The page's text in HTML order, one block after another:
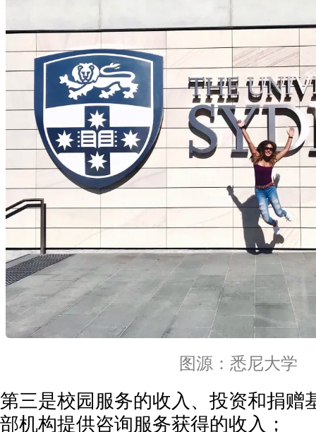
图源：悉尼大学
第三是校园服务的收入、投资和捐赠
部机构提供咨询服务获得的收入；